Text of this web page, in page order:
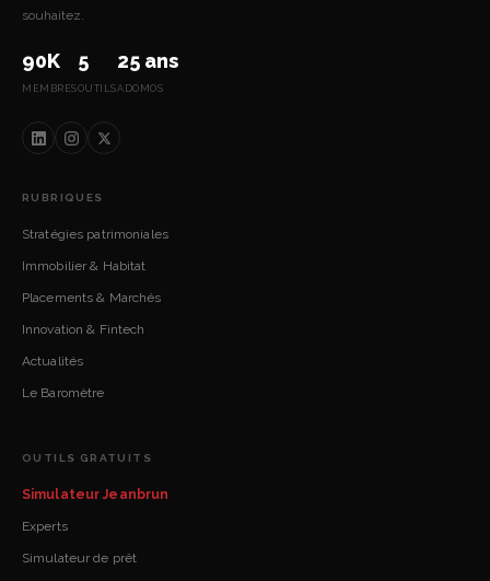
souhaitez.
90K
MEMBRES
5
OUTILS
25 ans
ADOMOS
RUBRIQUES
Stratégies patrimoniales
Immobilier & Habitat
Placements & Marchés
Innovation & Fintech
Actualités
Le Baromètre
OUTILS GRATUITS
Simulateur Jeanbrun
Experts
Simulateur de prêt